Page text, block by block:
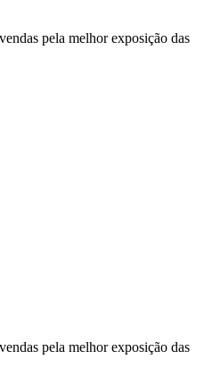
pela melhor exposição das
pela melhor exposição das